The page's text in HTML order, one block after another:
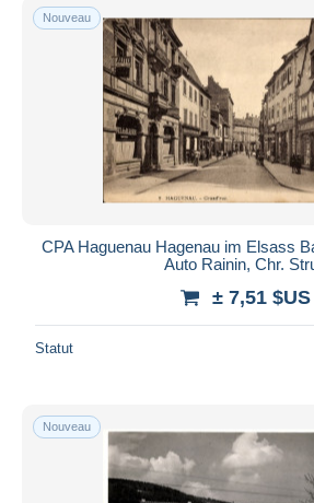
Nouveau
CPA Haguenau Hagenau im Elsass
Auto Rainin, Chr.
± 7,51 $US
Statut
Nouveau